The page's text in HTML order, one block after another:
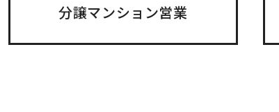
分譲マンション営業